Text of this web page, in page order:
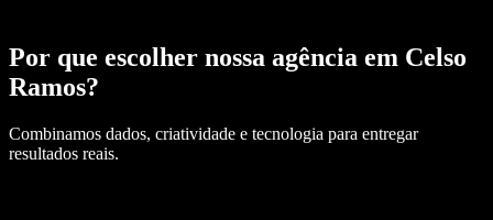
Por que escolher nossa agência em Celso
Ramos?
Combinamos dados, criatividade e tecnologia para entregar
resultados reais.